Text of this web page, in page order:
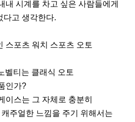
내 시계를 차고 싶은 사람들에게
다고 생각한다.
스포츠 워치 스포츠 오토
벨티는 클래식 오토
인가?
이스는 그 자체로 충분히
주얼한 느낌을 주기 위해서는